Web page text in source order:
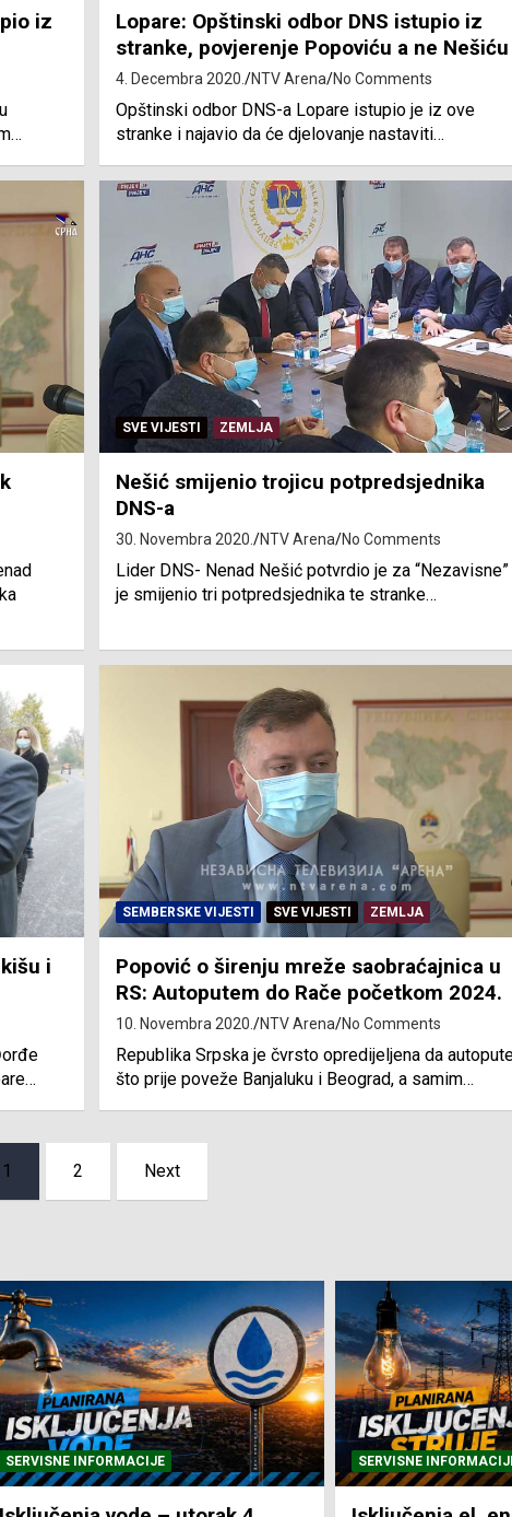
iz
Lopare: Opštinski odbor DNS istupio iz
stranke, povjerenje Popoviću a ne Nešiću
4. Decembra 2020. NTV Arena No Comments
Opštinski odbor DNS-a Lopare istupio je iz ove
stranke i najavio da će djelovanje nastaviti…
SVE VIJESTI ZEMLJA
Nešić smijenio trojicu potpredsjednika
DNS-a
30. Novembra 2020. NTV Arena No Comments
Lider DNS- Nenad Nešić potvrdio je za “Nezavisne”
je smijenio tri potpredsjednika te stranke…
i
SEMBERSKE VIJESTI SVE VIJESTI ZEMLJA
Popović o širenju mreže saobraćajnica u
RS: Autoputem do Rače početkom 2024.
10. Novembra 2020. NTV Arena No Comments
Republika Srpska je čvrsto opredijeljena da
što prije poveže Banjaluku i Beograd, a samim…
1 2 Next
SERVISNE INFORMACIJE SVE VIJESTI VRIJEME